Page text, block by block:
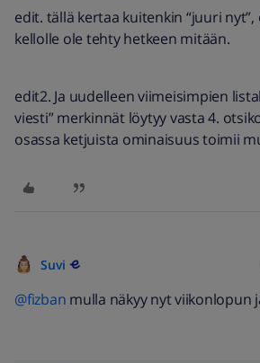
edit. tällä kertaa kuitenkin “juuri
kellolle ole tehty hetkeen mitään.
edit2. Ja uudelleen viimeisimpien
viesti” merkinnät löytyy vasta 4.
osassa ketjuista ominaisuus toimii
Suvi
@fizban mulla näkyy nyt viikonlopun